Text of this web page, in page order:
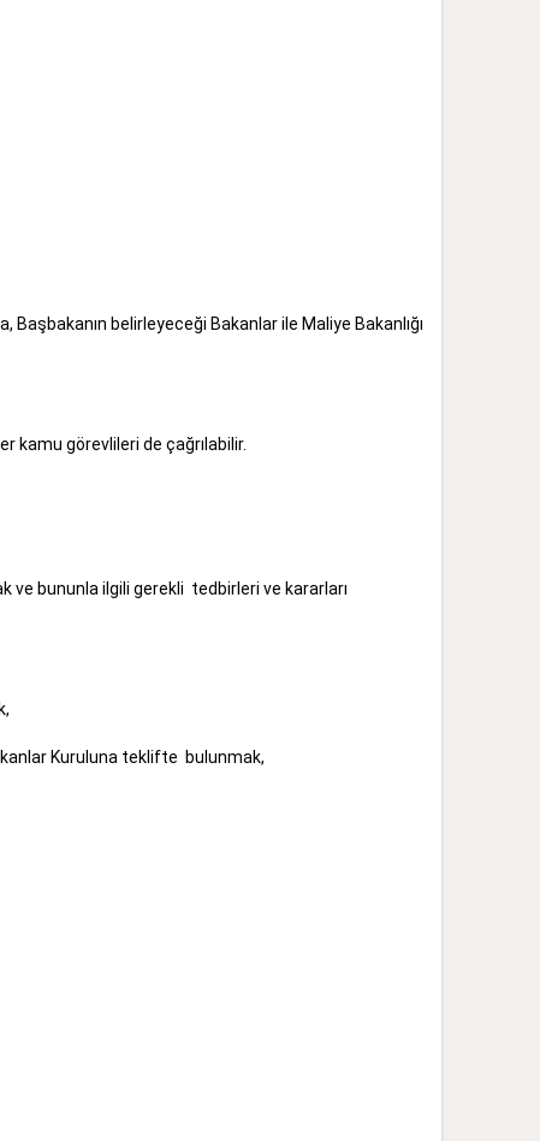
Başbakanın belirleyeceği Bakanlar ile Maliye Bakanlığı
diğer kamu görevlileri de çağrılabilir.
ve bununla ilgili gerekli tedbirleri ve kararları
Bakanlar Kuruluna teklifte bulunmak,